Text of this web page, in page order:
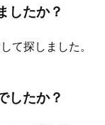
したか？
て探しました。
したか？